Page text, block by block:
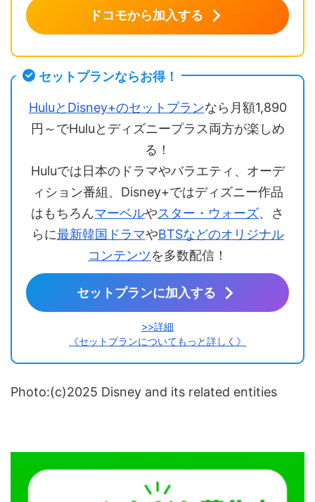
ドコモから加入する
セットプランならお得！
HuluとDisney+のセットプランなら月額1,890
円～でHuluとディズニープラス両方が楽しめ
る！
Huluでは日本のドラマやバラエティ、オーデ
ィション番組、Disney+ではディズニー作品
はもちろんマーベルやスター・ウォーズ、さ
らに最新韓国ドラマやBTSなどのオリジナル
コンテンツを多数配信！
セットプランに加入する
>>詳細
《セットプランについてもっと詳しく》
Photo:(c)2025 Disney and its related entities